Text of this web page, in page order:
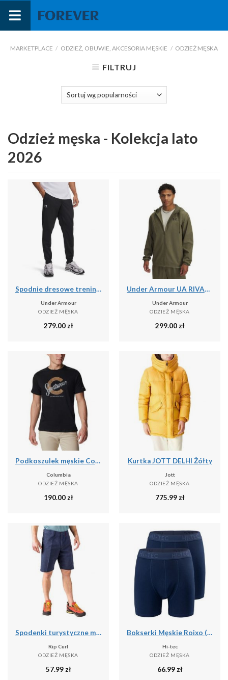
treści
MARKETPLACE / ODZIEŻ, OBUWIE, AKCESORIA MĘSKIE / ODZIEŻ MĘSKA
FILTRUJ
Odzież męska - Kolekcja lato
2026
Spodnie dresowe treningowe męskie Under Armour Tricot Jogger (1290261-001)
Under Armour
ODZIEŻ MĘSKA
279.00 zł
Under Armour UA RIVAL WVN WINDBREAKER Kurtka męska
Under Armour
ODZIEŻ MĘSKA
299.00 zł
Podkoszulek męskie Columbia Graphic Casual
Columbia
ODZIEŻ MĘSKA
190.00 zł
Kurtka JOTT DELHI Żółty
Jott
ODZIEŻ MĘSKA
775.99 zł
Spodenki turystyczne męskie Rip Curl Travellers Walkshort granatowe CWADD9 28
Rip Curl
ODZIEŻ MĘSKA
57.99 zł
Bokserki Męskie Roixo (zestaw 2 Sztuk)
Hi-tec
ODZIEŻ MĘSKA
66.99 zł